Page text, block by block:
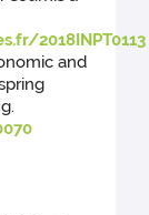
2018INPT0113
and